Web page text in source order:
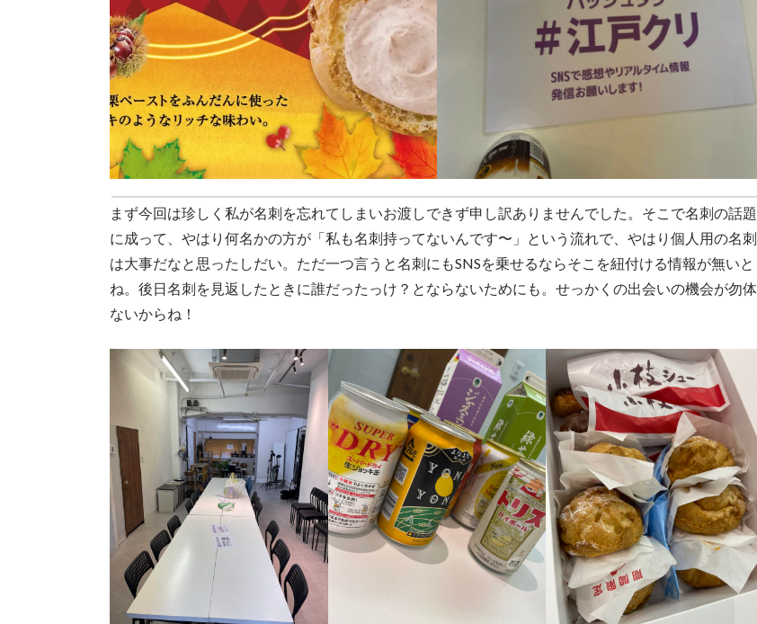
まず今回は珍しく私が名刺を忘れてしまいお渡しできず申し訳ありませんでした。そこで名刺の話題
に成って、やはり何名かの方が「私も名刺持ってないんです〜」という流れで、やはり個人用の名刺
は大事だなと思ったしだい。ただ一つ言うと名刺にもSNSを乗せるならそこを紐付ける情報が無いと
ね。後日名刺を見返したときに誰だったっけ？とならないためにも。せっかくの出会いの機会が勿体
ないからね！